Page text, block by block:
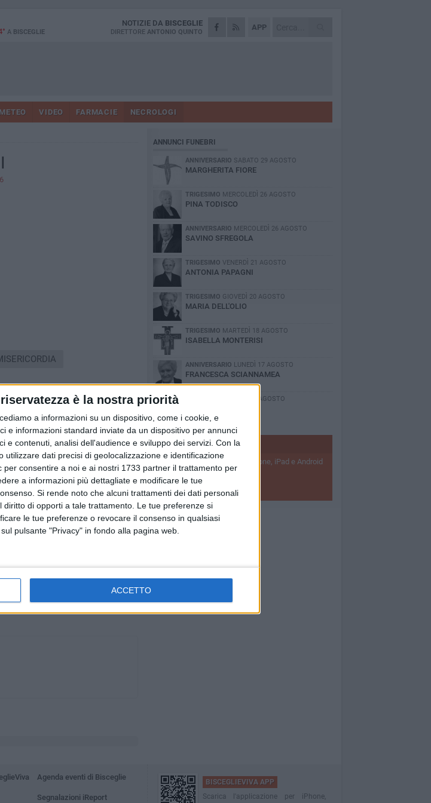
è la nostra priorità
a informazioni su un dispositivo, come i cookie, e
e informazioni standard inviate da un dispositivo per annunci
e contenuti, analisi dell'audience e sviluppo dei servizi. Con la
dati precisi di geolocalizzazione e identificazione
consentire a noi e ai nostri 1733 partner il trattamento per
a informazioni più dettagliate e modificare le tue
Si rende noto che alcuni trattamenti dei dati personali
di opporti a tale trattamento. Le tue preferenze si
le tue preferenze o revocare il consenso in qualsiasi
pulsante "Privacy" in fondo alla pagina web.
ACCETTO
A BISCEGLIE
APP
NOTIZIE DA BISCEGLIE
DIRETTORE ANTONIO QUINTO
METEO VIDEO FARMACIE NECROLOGI
ANNUNCI FUNEBRI
ANNIVERSARIO SABATO 29 AGOSTO
MARGHERITA FIORE
TRIGESIMO MERCOLEDÌ 26 AGOSTO
PINA TODISCO
ANNIVERSARIO MERCOLEDÌ 26 AGOSTO
SAVINO SFREGOLA
TRIGESIMO VENERDÌ 21 AGOSTO
ANTONIA PAPAGNI
TRIGESIMO GIOVEDÌ 20 AGOSTO
MARIA DELL'OLIO
TRIGESIMO MARTEDÌ 18 AGOSTO
ISABELLA MONTERISI
ANNIVERSARIO LUNEDÌ 17 AGOSTO
FRANCESCA SCIANNAMEA
GIOVEDÌ 13 AGOSTO
BISCEGLIEVIVA APP
Scarica l'applicazione per iPhone, iPad e Android
e ricevi notizie push
SCARICA APP
Agenda eventi di Bisceglie
Segnalazioni iReport
BISCEGLIEVIVA APP
Scarica l'applicazione per iPhone,